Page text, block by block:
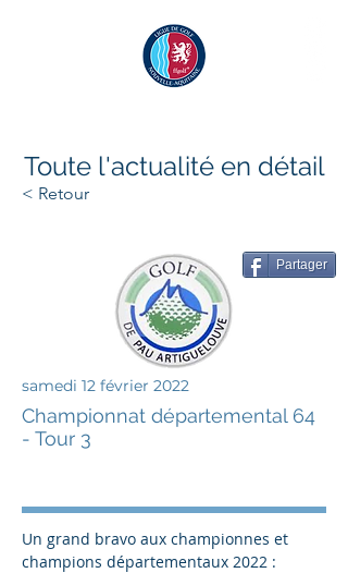
Toute l'actualité en détail
< Retour
Partager
samedi 12 février 2022
Championnat départemental 64
- Tour 3
Un grand bravo aux championnes et
champions départementaux 2022 :